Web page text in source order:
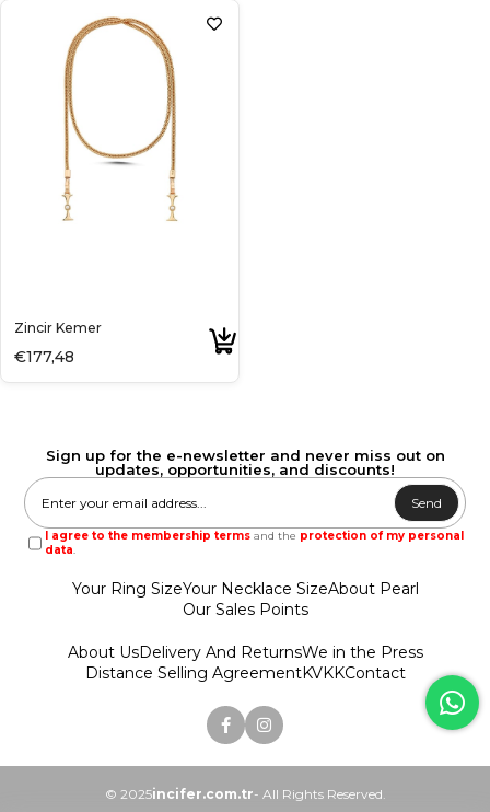
Zincir Kemer
€177,48
Sign up for the e-newsletter and never miss out on
updates, opportunities, and discounts!
Send
I agree to the membership terms and the protection of my personal
data.
Your Ring SizeYour Necklace SizeAbout Pearl
Our Sales Points
About UsDelivery And ReturnsWe in the Press
Distance Selling AgreementKVKKContact
© 2025incifer.com.tr- All Rights Reserved.